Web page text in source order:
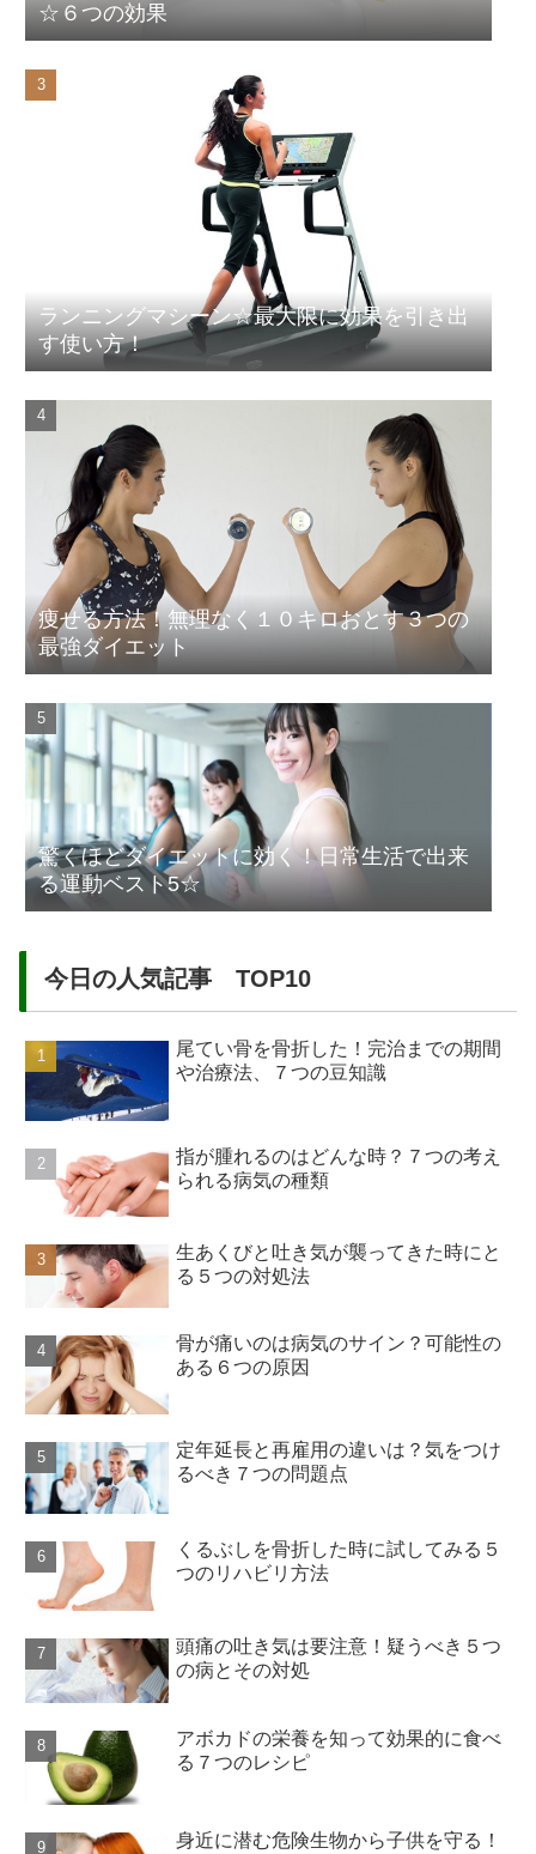
☆６つの効果
ランニングマシーン☆最大限に効果を引き出
す使い方！
痩せる方法！無理なく１０キロおとす３つの
最強ダイエット
驚くほどダイエットに効く！日常生活で出来
る運動ベスト5☆
今日の人気記事 TOP10
尾てい骨を骨折した！完治までの期間
や治療法、７つの豆知識
指が腫れるのはどんな時？７つの考え
られる病気の種類
生あくびと吐き気が襲ってきた時にと
る５つの対処法
骨が痛いのは病気のサイン？可能性の
ある６つの原因
定年延長と再雇用の違いは？気をつけ
るべき７つの問題点
くるぶしを骨折した時に試してみる５
つのリハビリ方法
頭痛の吐き気は要注意！疑うべき５つ
の病とその対処
アボカドの栄養を知って効果的に食べ
る７つのレシピ
身近に潜む危険生物から子供を守る！